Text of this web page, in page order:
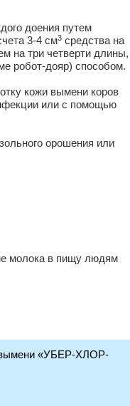
доения путем
3-4 см3 средства на
на три четверти длины,
робот-дояр) способом.
кожи вымени коров
или с помощью
орошения или
молока в пищу людям
вымени «УБЕР-ХЛОР-